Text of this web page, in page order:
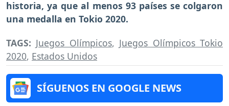
historia, ya que al menos 93 países se colgaron
una medalla en Tokio 2020.
TAGS: Juegos Olímpicos, Juegos Olímpicos Tokio
2020, Estados Unidos
SÍGUENOS EN GOOGLE NEWS